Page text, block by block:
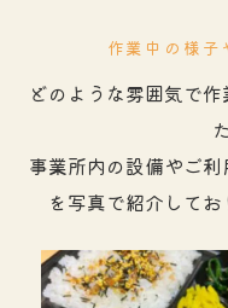
作業中の様
どのような雰囲気で
事業所内の設備やご
を写真で紹介してお